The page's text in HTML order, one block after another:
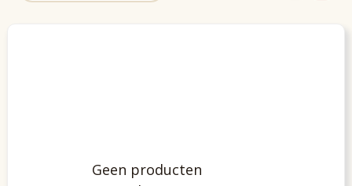
Geen producten